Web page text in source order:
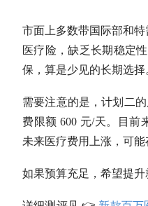
市面上多数带国际部和
医疗险，缺乏长期稳定
保，算是少见的长期选择
需要注意的是，计划二
费限额 600 元/天。目前
未来医疗费用上涨，可能
如果预算充足，希望提升